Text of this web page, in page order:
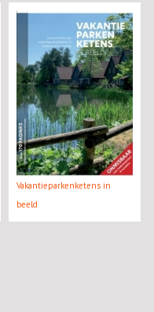
Vakantieparkenketens in
beeld